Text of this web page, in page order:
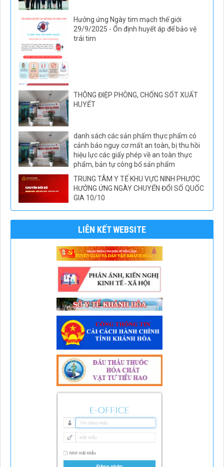
Hưởng ứng Ngày tim mạch thế giới
29/9/2025 - Ổn định huyết áp để bảo vệ
trái tim
THÔNG ĐIỆP PHÒNG, CHỐNG SỐT XUẤT
HUYẾT
danh sách các sản phẩm thực phẩm có
cảnh báo nguy cơ mất an toàn, bị thu hồi
hiệu lực các giấy phép về an toàn thực
phẩm, bản tự công bố sản phẩm
TRUNG TÂM Y TẾ KHU VỰC NINH PHƯỚC
HƯỞNG ỨNG NGÀY CHUYỂN ĐỔI SỐ QUỐC
GIA 10/10
LIÊN KẾT WEBSITE